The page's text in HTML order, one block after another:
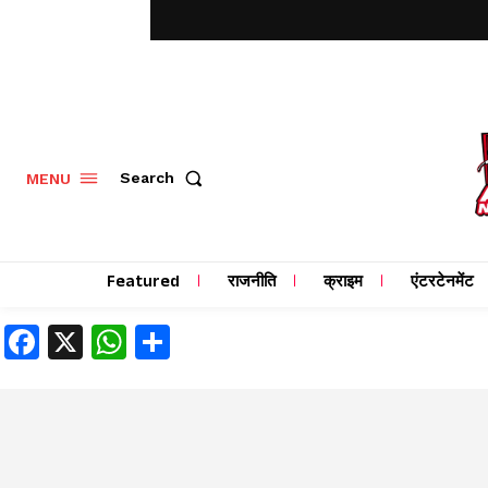
MENU Search
Featured राजनीति क्राइम एंटरटेनमेंट
Facebook
X WhatsApp